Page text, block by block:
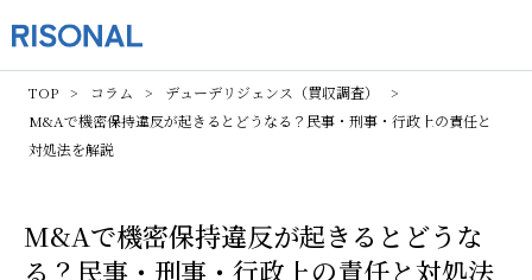
TOP コラム
デューデリジェンス（買収調査）
M&Aで機密保持違反が起きるとどうなる？民事・刑事・行政上の責任と
対処法を解説
M&Aで機密保持違反が起きるとどうな
る？民事・刑事・行政上の責任と対処法